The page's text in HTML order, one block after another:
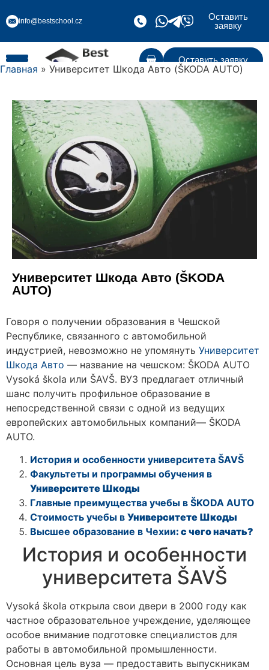
info@bestschool.cz
Оставить
заявку
Оставить заявку
Главная » Университет Шкода Авто (ŠKODA AUTO)
Университет Шкода Авто (ŠKODA
AUTO)
Говоря о получении образования в Чешской
Республике, связанного с автомобильной
индустрией, невозможно не упомянуть Университет
Шкода Авто — название на чешском: ŠKODA AUTO
Vysoká škola или ŠAVŠ. ВУЗ предлагает отличный
шанс получить профильное образование в
непосредственной связи с одной из ведущих
европейских автомобильных компаний— ŠKODA
AUTO.
История и особенности университета ŠAVŠ
Факультеты и программы обучения в
Университете Шкоды
Главные преимущества учебы в ŠKODA AUTO
Стоимость учебы в Университете Шкоды
Высшее образование в Чехии: с чего начать?
История и особенности
университета ŠAVŠ
Vysoká škola открыла свои двери в 2000 году как
частное образовательное учреждение, уделяющее
особое внимание подготовке специалистов для
работы в автомобильной промышленности.
Основная цель вуза — предоставить выпускникам